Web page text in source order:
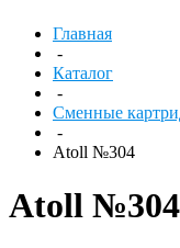
Главная
-
Каталог
-
Сменные
-
Atoll №304
Atoll №304